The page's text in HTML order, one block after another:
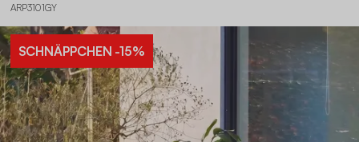
ARP3101GY
SCHNÄPPCHEN -15%